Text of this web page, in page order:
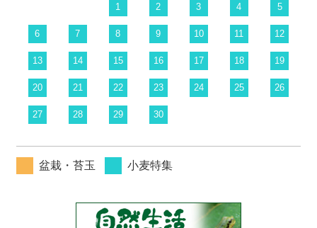
1 2 3 4 5
6 7 8 9 10 11 12
13 14 15 16 17 18 19
20 21 22 23 24 25 26
27 28 29 30
盆栽・苔玉 小麦特集